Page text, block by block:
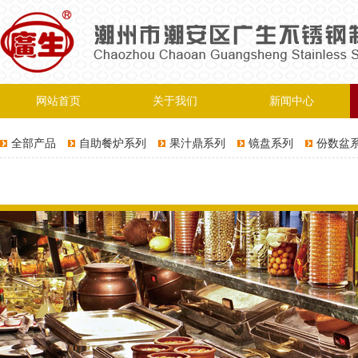
网站首页 关于我们 新闻中心
全部产品 自助餐炉系列 果汁鼎系列 镜盘系列 份数盆